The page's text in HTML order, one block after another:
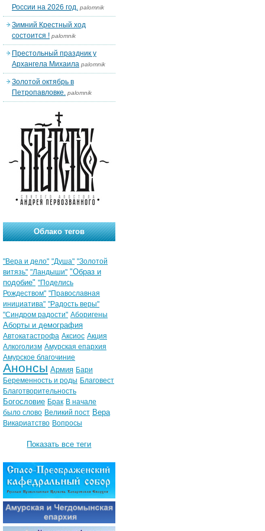
России на 2026 год. palomnik
Зимний Крестный ход
состоится ! palomnik
Престольный праздник у
Архангела Михаила palomnik
Золотой октябрь в
Петропавловке. palomnik
Облако тегов
"Вера и дело" "Душа" "Золотой
витязь" "Ландыши" "Образ и
подобие" "Поделись
Рождеством" "Православная
инициатива" "Радость веры"
"Синдром радости" Аборигены
Аборты и демография
Автокатастрофа Аксиос Акция
Алкоголизм Амурская епархия
Амурское благочиние
Анонсы Армия Бари
Беременность и роды Благовест
Благотворительность
Богословие Брак В начале
было слово Великий пост Вера
Викариатство Вопросы
Показать все теги